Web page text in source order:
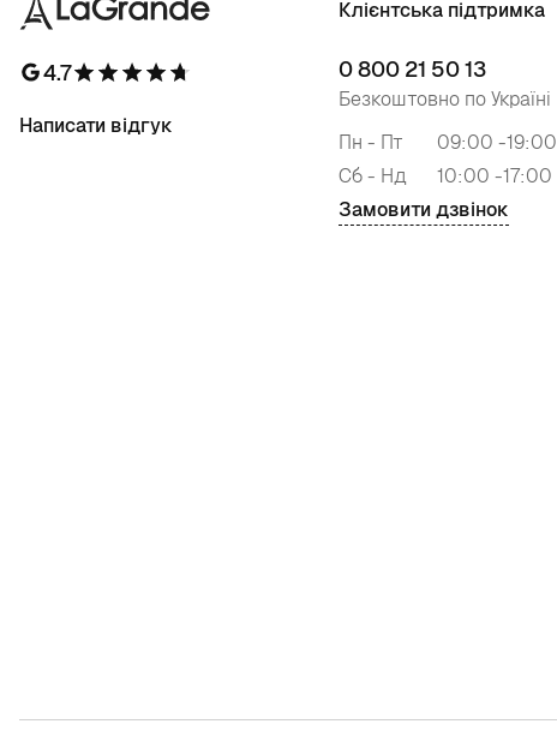
4.7
Написати відгук
Клієнтська підтримка
0 800 21 50 13
Безкоштовно по Україні
Пн - Пт
09:00 -19:00
Сб - Нд
10:00 -17:00
Замовити дзвінок